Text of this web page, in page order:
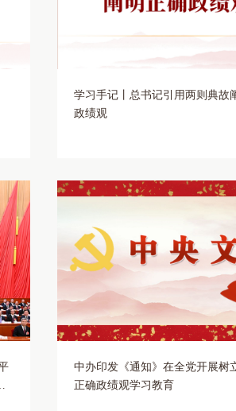
学习手记丨总书记引用两则典故
政绩观
中办印发《通知》在全党开展树
正确政绩观学习教育